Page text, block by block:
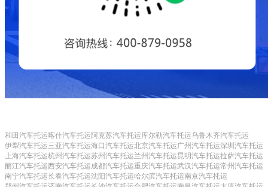
和田汽车托运喀什汽车托运 阿克苏汽车托运库尔勒汽车托运乌鲁木齐汽车托运
伊犁汽车托运三亚汽车托运海口汽车托运北京汽车托运广州汽车托运深圳汽车托运
上海汽车托运杭州汽车托运苏州汽车托运兰州汽车托运昆明汽车托运拉萨汽车托运
丽江汽车托运西安汽车托运成都汽车托运重庆汽车托运武汉汽车托运常州汽车托运
南宁汽车托运长春汽车托运沈阳汽车托运哈尔滨汽车托运南京汽车托运